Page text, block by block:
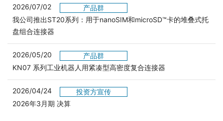
2026/07/02
产品群
我公司推出ST20系列：用于nanoSIM和microSD™卡的堆叠式托
盘组合连接器
2026/05/20
产品群
KN07 系列工业机器人用紧凑型高密度复合连接器
2026/04/24
投资方宣传
2026年3月期 决算